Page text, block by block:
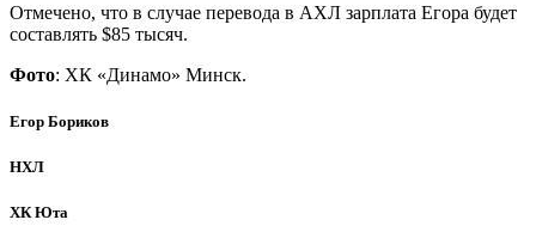
Отмечено, что в случае перевода в АХЛ зарплата Егора будет
составлять $85 тысяч.
Фото: ХК «Динамо» Минск.
Егор Бориков
НХЛ
ХК Юта